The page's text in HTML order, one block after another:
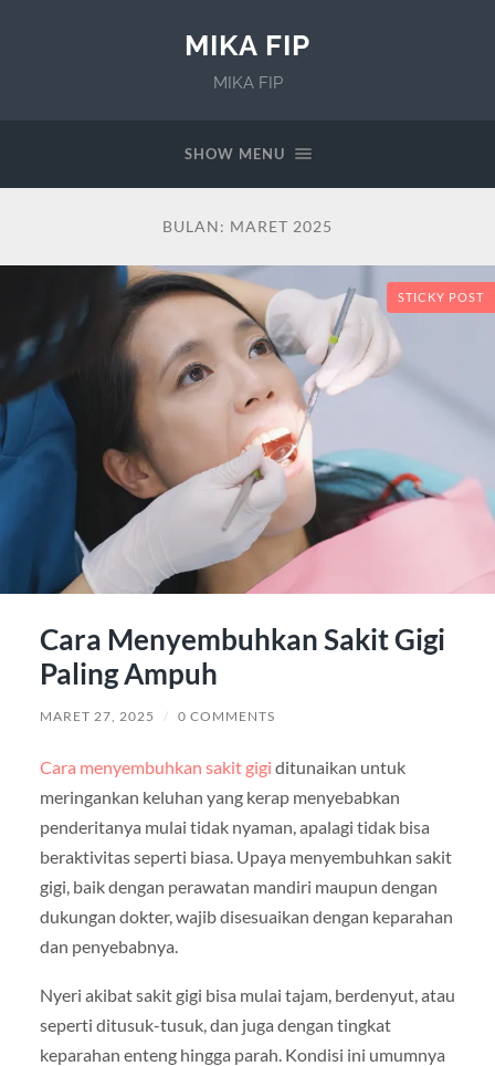
MIKA FIP
MIKA FIP
SHOW MENU
BULAN: MARET 2025
STICKY POST
Cara Menyembuhkan Sakit Gigi
Paling Ampuh
MARET 27, 2025 / 0 COMMENTS
Cara menyembuhkan sakit gigi ditunaikan untuk
meringankan keluhan yang kerap menyebabkan
penderitanya mulai tidak nyaman, apalagi tidak bisa
beraktivitas seperti biasa. Upaya menyembuhkan sakit
gigi, baik dengan perawatan mandiri maupun dengan
dukungan dokter, wajib disesuaikan dengan keparahan
dan penyebabnya.
Nyeri akibat sakit gigi bisa mulai tajam, berdenyut, atau
seperti ditusuk-tusuk, dan juga dengan tingkat
keparahan enteng hingga parah. Kondisi ini umumnya